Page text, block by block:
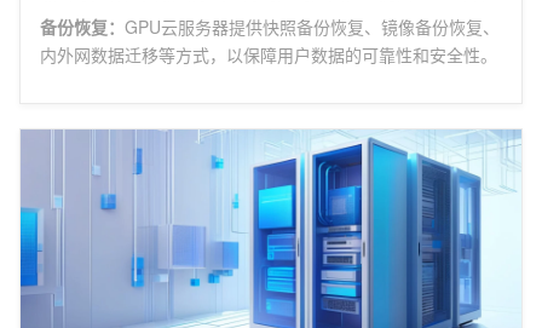
备份恢复： GPU云服务器提供快照备份恢复、镜像备份恢复、
内外网数据迁移等方式，以保障用户数据的可靠性和安全性。